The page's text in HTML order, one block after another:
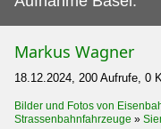
Markus Wagner
18.12.2024, 200 Aufrufe, 0
Bilder und Fotos von
Strassenbahnfahrzeuge »